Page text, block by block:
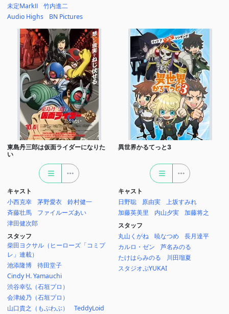
未定MarkⅡ
竹内進二
Audio Highs
BN Pictures
東島丹三郎は仮面ライダーになりた
い
キャスト
小西克幸
茅野愛衣
鈴村健一
斉藤壮馬
ファイルーズあい
津田健次郎
スタッフ
柴田ヨクサル（ヒーローズ「コミプ
レ」連載）
池添隆博
待田堂子
Cindy H. Yamauchi
渋谷幸弘（石垣プロ）
会津綾乃（石垣プロ）
山口貴之（もぶわぶ）
TeddyLoid
異世界かるてっと3
キャスト
日野聡
原由実
上坂すみれ
加藤英美里
内山夕実
加藤将之
スタッフ
丸山くがね
暁なつめ
長月達平
カルロ・ゼン
芦名みのる
たけはらみのる
川田瑠夏
スタジオぷYUKAI